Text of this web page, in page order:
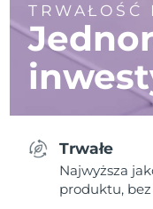
TRWAŁOŚĆ
Trwałe
Najwyższa
produktu,